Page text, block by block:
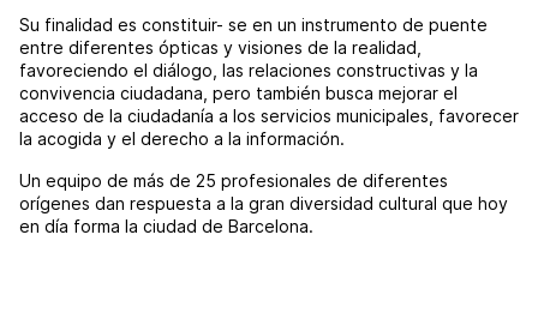
Su finalidad es constituir- se en un instrumento de puente
entre diferentes ópticas y visiones de la realidad,
favoreciendo el diálogo, las relaciones constructivas y la
convivencia ciudadana, pero también busca mejorar el
acceso de la ciudadanía a los servicios municipales, favorecer
la acogida y el derecho a la información.
Un equipo de más de 25 profesionales de diferentes
orígenes dan respuesta a la gran diversidad cultural que hoy
en día forma la ciudad de Barcelona.